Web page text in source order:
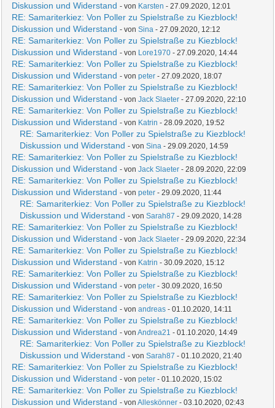
Diskussion und Widerstand - von Karsten - 27.09.2020, 12:01
RE: Samariterkiez: Von Poller zu Spielstraße zu Kiezblock!
Diskussion und Widerstand - vonSina - 27.09.2020, 12:12
RE: Samariterkiez: Von Poller zu Spielstraße zu Kiezblock!
Diskussion und Widerstand - von Lore1970 - 27.09.2020, 14:44
RE: Samariterkiez: Von Poller zu Spielstraße zu Kiezblock!
Diskussion und Widerstand - vonpeter - 27.09.2020, 18:07
RE: Samariterkiez: Von Poller zu Spielstraße zu Kiezblock!
Diskussion und Widerstand - vonJack Slaeter - 27.09.2020, 22:10
RE: Samariterkiez: Von Poller zu Spielstraße zu Kiezblock!
Diskussion und Widerstand - von Katrin - 28.09.2020, 19:52
RE: Samariterkiez: Von Poller zu Spielstraße zu Kiezblock!
Diskussion und Widerstand - vonSina - 29.09.2020, 14:59
RE: Samariterkiez: Von Poller zu Spielstraße zu Kiezblock!
Diskussion und Widerstand - vonJack Slaeter - 28.09.2020, 22:09
RE: Samariterkiez: Von Poller zu Spielstraße zu Kiezblock!
Diskussion und Widerstand - vonpeter - 29.09.2020, 11:44
RE: Samariterkiez: Von Poller zu Spielstraße zu Kiezblock!
Diskussion und Widerstand - vonSarah87 - 29.09.2020, 14:28
RE: Samariterkiez: Von Poller zu Spielstraße zu Kiezblock!
Diskussion und Widerstand - vonJack Slaeter - 29.09.2020, 22:34
RE: Samariterkiez: Von Poller zu Spielstraße zu Kiezblock!
Diskussion und Widerstand - von Katrin - 30.09.2020, 15:12
RE: Samariterkiez: Von Poller zu Spielstraße zu Kiezblock!
Diskussion und Widerstand - vonpeter - 30.09.2020, 16:50
RE: Samariterkiez: Von Poller zu Spielstraße zu Kiezblock!
Diskussion und Widerstand - vonandreas - 01.10.2020, 14:11
RE: Samariterkiez: Von Poller zu Spielstraße zu Kiezblock!
Diskussion und Widerstand - vonAndrea21 - 01.10.2020, 14:49
RE: Samariterkiez: Von Poller zu Spielstraße zu Kiezblock!
Diskussion und Widerstand - vonSarah87 - 01.10.2020, 21:40
RE: Samariterkiez: Von Poller zu Spielstraße zu Kiezblock!
Diskussion und Widerstand - vonpeter - 01.10.2020, 15:02
RE: Samariterkiez: Von Poller zu Spielstraße zu Kiezblock!
Diskussion und Widerstand - vonAlleskönner - 03.10.2020, 02:43